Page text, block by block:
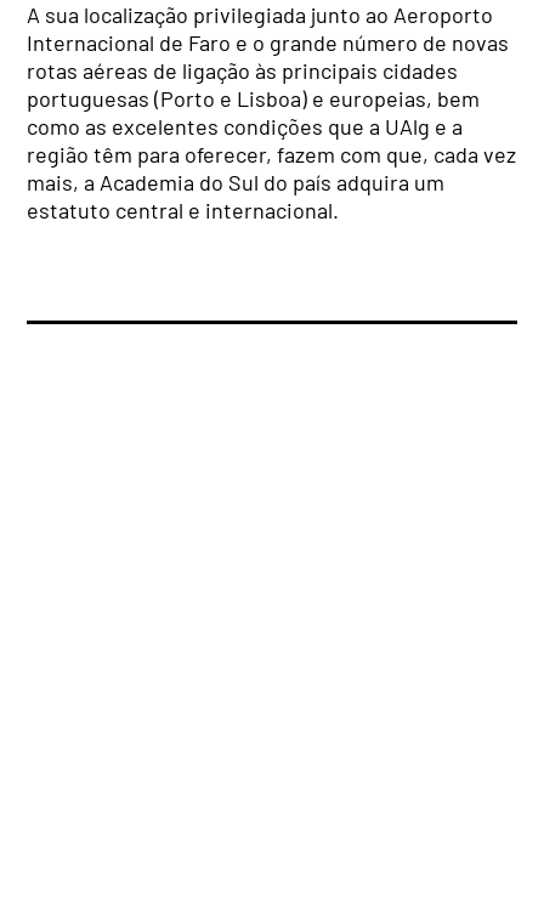
A sua localização privilegiada junto ao Aeroporto
Internacional de Faro e o grande número de novas
rotas aéreas de ligação às principais cidades
portuguesas (Porto e Lisboa) e europeias, bem
como as excelentes condições que a UAlg e a
região têm para oferecer, fazem com que, cada vez
mais, a Academia do Sul do país adquira um
estatuto central e internacional.